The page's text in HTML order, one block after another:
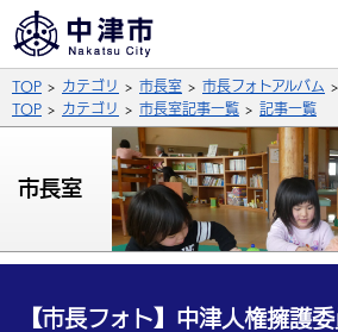
背景色
青
文字の大きさ
拡大 標準
公式SNS
X (Twitter)
サイト内検索
総合メニュー
TOP カテゴリ 市長室 市長フォトアルバム
TOP
カテゴリ 市長室記事一覧 記事一覧
市長室
【市長フォト】中津人権擁護